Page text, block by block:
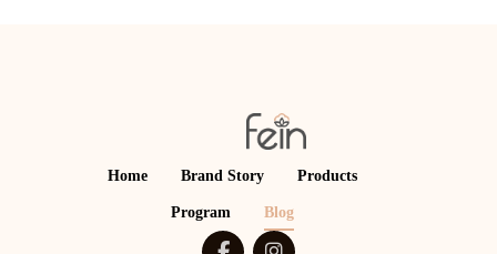
Home Brand Story Products
Program Blog